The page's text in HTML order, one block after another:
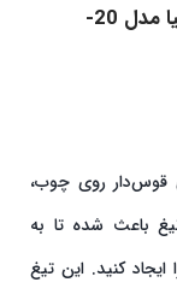
تیغ نیم گرد لبه قطر 25.4 کارگیر 22.2 رونیا مدل 20-
روی چوب،
باعث شده تا به
کنید. این تیغ